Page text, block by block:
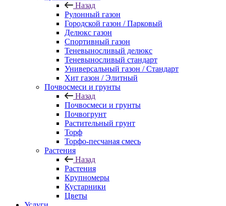
Назад
Рулонный газон
Городской газон / Парковый
Делюкс газон
Спортивный газон
Теневыносливый делюкс
Теневыносливый стандарт
Универсальный газон / Стандарт
Хит газон / Элитный
Почвосмеси и грунты
Назад
Почвосмеси и грунты
Почвогрунт
Растительный грунт
Торф
Торфо-песчаная смесь
Растения
Назад
Растения
Крупномеры
Кустарники
Цветы